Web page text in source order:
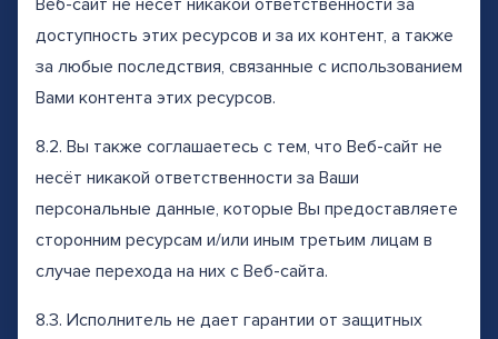
Веб-сайт не несет никакой ответственности за
доступность этих ресурсов и за их контент, а также
за любые последствия, связанные с использованием
Вами контента этих ресурсов.
8.2. Вы также соглашаетесь с тем, что Веб-сайт не
несёт никакой ответственности за Ваши
персональные данные, которые Вы предоставляете
сторонним ресурсам и/или иным третьим лицам в
случае перехода на них с Веб-сайта.
8.3. Исполнитель не дает гарантии от защитных